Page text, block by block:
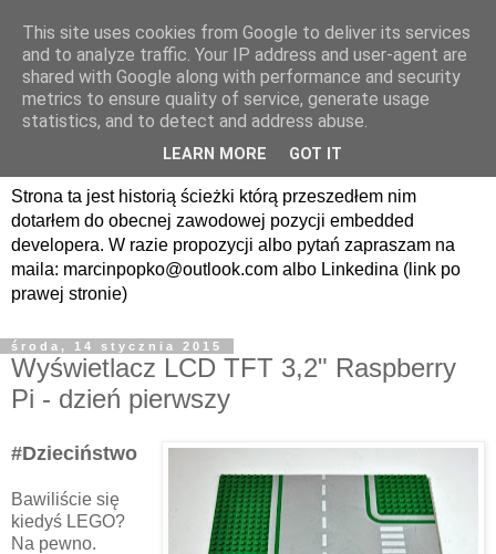
avrland.it - nic co
nerdowskie nie jest mi
Strona ta jest historią ścieżki którą przeszedłem nim
dotarłem do obecnej zawodowej pozycji embedded
developera. W razie propozycji albo pytań zapraszam na
maila: marcinpopko@outlook.com albo Linkedina (link po
prawej stronie)
środa, 14 stycznia 2015
Wyświetlacz LCD TFT 3,2" Raspberry
Pi - dzień pierwszy
#Dzieciństwo
Bawiliście się
kiedyś LEGO?
Na pewno.
This site uses cookies from Google to deliver its services
and to analyze traffic. Your IP address and user-agent are
shared with Google along with performance and security
metrics to ensure quality of service, generate usage
statistics, and to detect and address abuse.
LEARN MORE GOT IT